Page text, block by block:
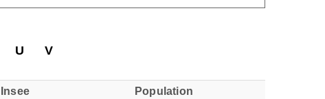
U V
Insee Population